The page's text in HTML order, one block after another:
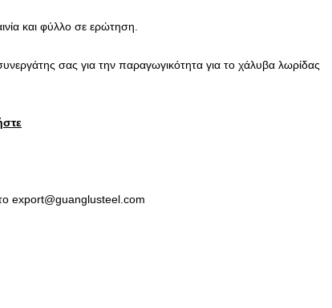
και φύλλο σε ερώτηση.
σας για την παραγωγικότητα για το χάλυβα λωρίδας
export@guanglusteel.com